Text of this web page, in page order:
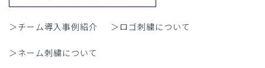
＞チーム導入事例紹介 ＞ロゴ刺繍について
＞ネーム刺繍について